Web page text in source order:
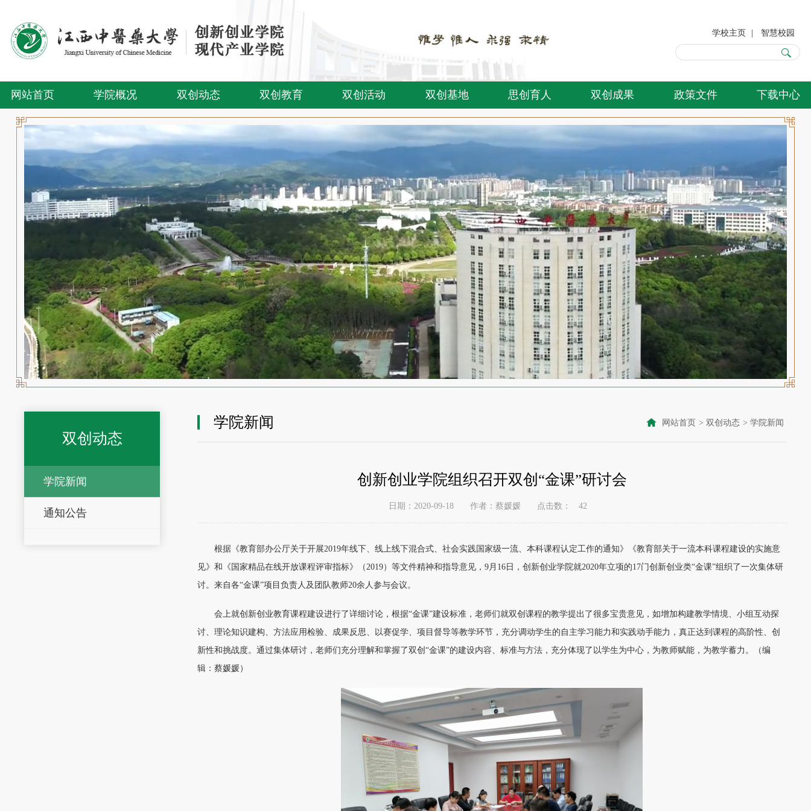
学校主页 | 智慧校园
网站首页 学院概况 双创动态 双创教育 双创活动 双创基地 思创育人 双创成果 政策文件 下载中心
双创动态
学院新闻
通知公告
学院新闻 网站首页 > 双创动态 > 学院新闻
创新创业学院组织召开双创“金课”研讨会
日期：2020-09-18 作者：蔡媛媛 点击数： 42
根据《教育部办公厅关于开展2019年线下、线上线下混合式、社会实践国家级一流、本科课程认定工作的通知》《教育部关于一流本科课程建设的实施意
见》和《国家精品在线开放课程评审指标》（2019）等文件精神和指导意见，9月16日，创新创业学院就2020年立项的17门创新创业类“金课”组织了一次集体研
讨。来自各“金课”项目负责人及团队教师20余人参与会议。
会上就创新创业教育课程建设进行了详细讨论，根据“金课”建设标准，老师们就双创课程的教学提出了很多宝贵意见，如增加构建教学情境、小组互动探
讨、理论知识建构、方法应用检验、成果反思、以赛促学、项目督导等教学环节，充分调动学生的自主学习能力和实践动手能力，真正达到课程的高阶性、创
新性和挑战度。通过集体研讨，老师们充分理解和掌握了双创“金课”的建设内容、标准与方法，充分体现了以学生为中心，为教师赋能，为教学蓄力。（编
辑：蔡媛媛）